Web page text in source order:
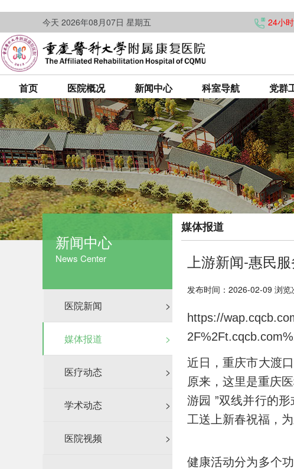
今天 2026年08月07日 星期五 24小
首页 医院概况 新闻中心 科室导航 党群
新闻中心
News Center
医院新闻 >
媒体报道 >
医疗动态 >
学术动态 >
医院视频 >
媒体报道
上游新闻-惠民
发布时间：2026-02-09 浏览
https://
近日，重庆市大渡
原来，这里是重庆
游园 ”双线并行的
工送上新春祝福，
健康活动分为多个